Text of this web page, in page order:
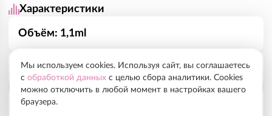
Характеристики
Объём: 1,1ml
Рекомендованный курс, показания
Глубина: Гиподерма
Состав
Мы используем cookies. Используя сайт, вы соглашаетесь
с обработкой данных с целью сбора аналитики. Cookies
можно отключить в любой момент в настройках вашего
браузера.